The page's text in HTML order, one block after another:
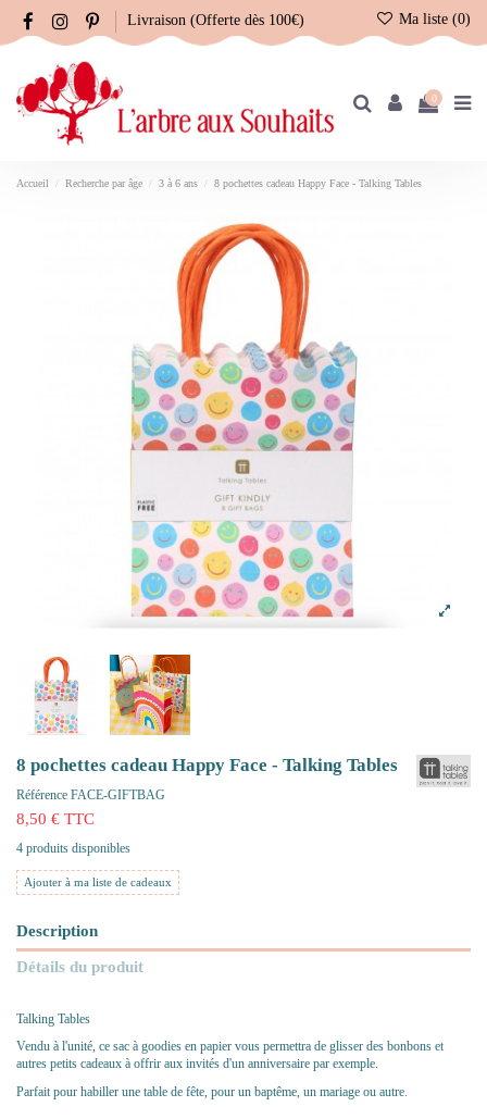
Livraison (Offerte dès 100€) Ma liste (0)
0
Accueil Recherche par âge 3 à 6 ans 8 pochettes cadeau Happy Face - Talking Tables
8 pochettes cadeau Happy Face - Talking Tables
Référence FACE-GIFTBAG
8,50 € TTC
4 produits disponibles
Ajouter à ma liste de cadeaux
Description
Détails du produit
Talking Tables
Vendu à l'unité, ce sac à goodies en papier vous permettra de glisser des bonbons et
autres petits cadeaux à offrir aux invités d'un anniversaire par exemple.
Parfait pour habiller une table de fête, pour un baptême, un mariage ou autre.